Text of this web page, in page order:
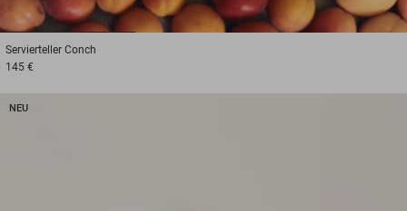
Servierteller Conch
145 €
NEU